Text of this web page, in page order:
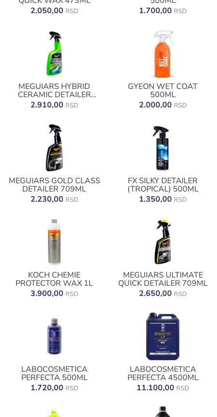
2.050,00 RSD
1.700,00 RSD
MEGUIARS HYBRID
CERAMIC DETAILER
769ML
2.910,00 RSD
GYEON WET COAT
500ML
2.000,00 RSD
MEGUIARS GOLD CLASS
DETAILER 709ML
2.230,00 RSD
FX SILKY DETAILER
(TROPICAL) 500ML
1.350,00 RSD
KOCH CHEMIE
PROTECTOR WAX 1L
3.900,00 RSD
MEGUIARS ULTIMATE
QUICK DETAILER 709ML
2.650,00 RSD
LABOCOSMETICA
PERFECTA 500ML
1.720,00 RSD
LABOCOSMETICA
PERFECTA 4500ML
11.100,00 RSD